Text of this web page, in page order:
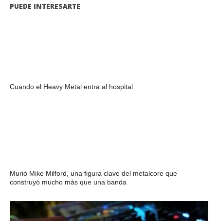
PUEDE INTERESARTE
Cuando el Heavy Metal entra al hospital
Murió Mike Milford, una figura clave del metalcore que
construyó mucho más que una banda